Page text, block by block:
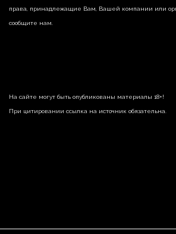
права, принадлежащие Вам, Вашей компании или
сообщите нам.
На сайте могут быть опубликованы материалы 18+!
При цитировании ссылка на источник обязательна.